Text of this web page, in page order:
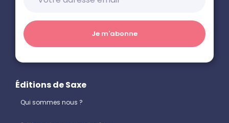
Éditions de Saxe
Qui sommes nous ?